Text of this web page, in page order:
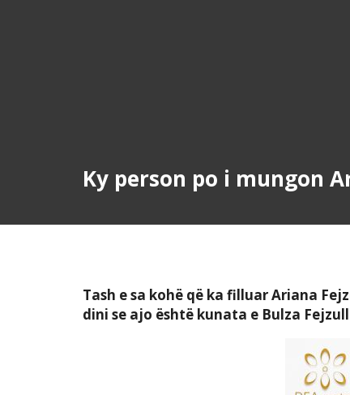
Ky person po i mungon
Tash e sa kohë që ka filluar Ariana
dini se ajo është kunata e Bulza